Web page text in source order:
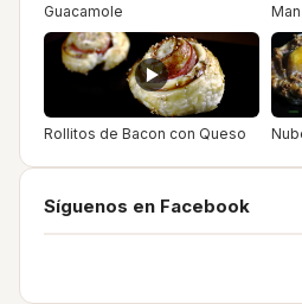
Guacamole
Rollitos de Bacon con Queso
Síguenos en Facebook